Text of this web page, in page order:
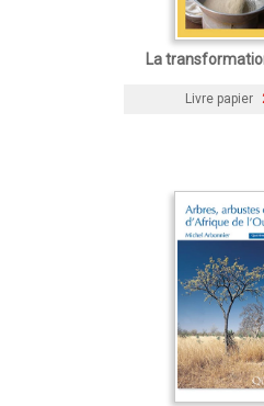
La
Livre papier